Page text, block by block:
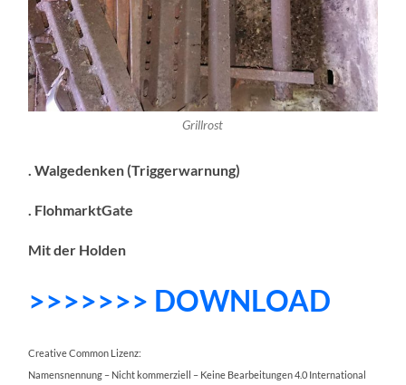
Grillrost
. Walgedenken (Triggerwarnung)
. FlohmarktGate
Mit der Holden
>>>>>>> DOWNLOAD
Creative Common Lizenz:
Namensnennung – Nicht kommerziell – Keine Bearbeitungen 4.0 International